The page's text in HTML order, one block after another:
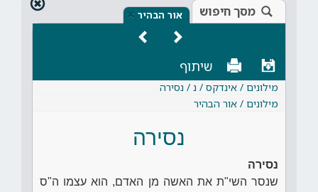
מסך חיפוש אור הבהיר ×
שיתוף
מילונים / אינדקס / נ / נסירה
מילונים / אור הבהיר
נסירה
נסירה
שנסר השי"ת את האשה מן האדם, הוא עצמו ה"ס